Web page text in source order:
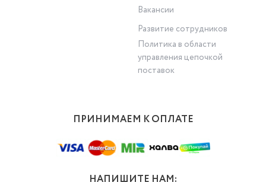
Вакансии
Развитие сотрудников
Политика в области
управления цепочкой
поставок
ПРИНИМАЕМ К ОПЛАТЕ
НАПИШИТЕ НАМ: